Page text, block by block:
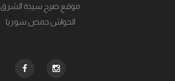
موقع صرح سيدة الشرق
الحواش حمص سوريا